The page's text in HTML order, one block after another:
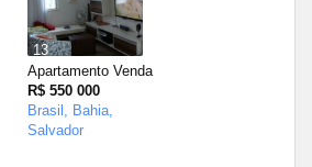
13
Apartamento Venda
R$ 550 000
Brasil, Bahia,
Salvador